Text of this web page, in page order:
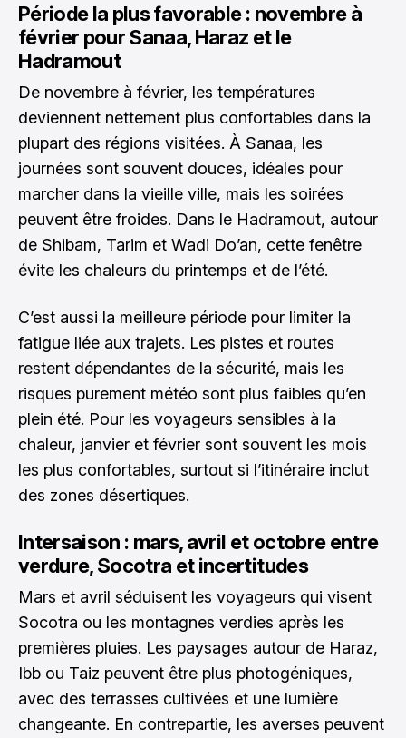
Période la plus favorable : novembre à
février pour Sanaa, Haraz et le
Hadramout
De novembre à février, les températures
deviennent nettement plus confortables dans la
plupart des régions visitées. À Sanaa, les
journées sont souvent douces, idéales pour
marcher dans la vieille ville, mais les soirées
peuvent être froides. Dans le Hadramout, autour
de Shibam, Tarim et Wadi Do’an, cette fenêtre
évite les chaleurs du printemps et de l’été.
C’est aussi la meilleure période pour limiter la
fatigue liée aux trajets. Les pistes et routes
restent dépendantes de la sécurité, mais les
risques purement météo sont plus faibles qu’en
plein été. Pour les voyageurs sensibles à la
chaleur, janvier et février sont souvent les mois
les plus confortables, surtout si l’itinéraire inclut
des zones désertiques.
Intersaison : mars, avril et octobre entre
verdure, Socotra et incertitudes
Mars et avril séduisent les voyageurs qui visent
Socotra ou les montagnes verdies après les
premières pluies. Les paysages autour de Haraz,
Ibb ou Taiz peuvent être plus photogéniques,
avec des terrasses cultivées et une lumière
changeante. En contrepartie, les averses peuvent